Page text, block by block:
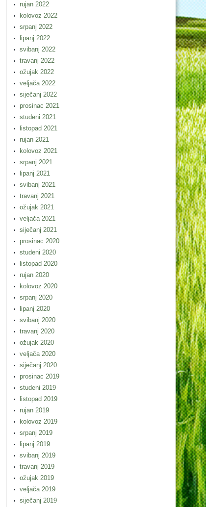
rujan 2022
kolovoz 2022
srpanj 2022
lipanj 2022
svibanj 2022
travanj 2022
ožujak 2022
veljača 2022
siječanj 2022
prosinac 2021
studeni 2021
listopad 2021
rujan 2021
kolovoz 2021
srpanj 2021
lipanj 2021
svibanj 2021
travanj 2021
ožujak 2021
veljača 2021
siječanj 2021
prosinac 2020
studeni 2020
listopad 2020
rujan 2020
kolovoz 2020
srpanj 2020
lipanj 2020
svibanj 2020
travanj 2020
ožujak 2020
veljača 2020
siječanj 2020
prosinac 2019
studeni 2019
listopad 2019
rujan 2019
kolovoz 2019
srpanj 2019
lipanj 2019
svibanj 2019
travanj 2019
ožujak 2019
veljača 2019
siječanj 2019